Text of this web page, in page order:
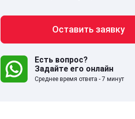
141707, Московская обл,
Долгопрудный г, Береговой проезд,
дом 5
5.0 332 отзыва
Оставить заявку
Есть вопрос?
Задайте его онлайн
Среднее время ответа - 7 минут